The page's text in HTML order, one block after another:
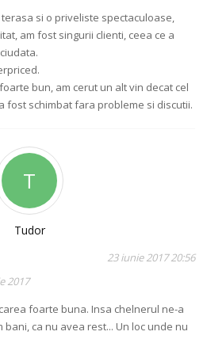
si o priveliste spectaculoase,
am fost singurii clienti, ceea ce a
bun, am cerut un alt vin decat cel
fost schimbat fara probleme si discutii.
T
Tudor
23 iunie 2017 20:56
2017
foarte buna. Insa chelnerul ne-a
bani, ca nu avea rest... Un loc unde nu